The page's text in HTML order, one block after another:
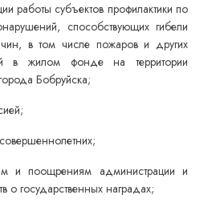
работы субъектов профилактики по
способствующих гибели
в том числе пожаров и других
в жилом фонде на территории
Бобруйска;
и поощрениям администрации и
о государственных наградах;